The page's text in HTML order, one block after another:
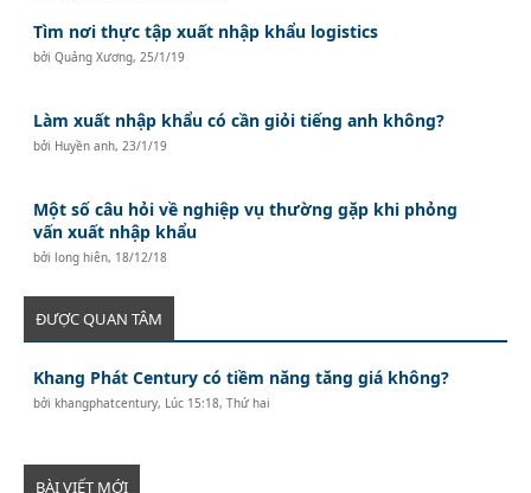
Tìm nơi thực tập xuất nhập khẩu logistics
bởiQuảng Xương, 25/1/19
Làm xuất nhập khẩu có cần giỏi tiếng anh không?
bởi Huyền anh, 23/1/19
Một số câu hỏi về nghiệp vụ thường gặp khi phỏng
vấn xuất nhập khẩu
bởilong hiên, 18/12/18
ĐƯỢC QUAN TÂM
Khang Phát Century có tiềm năng tăng giá không?
bởikhangphatcentury, Lúc 15:18, Thứ hai
BÀI VIẾT MỚI